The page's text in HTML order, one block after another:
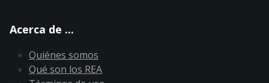
Acerca de ...
Quiénes somos
Qué son los REA